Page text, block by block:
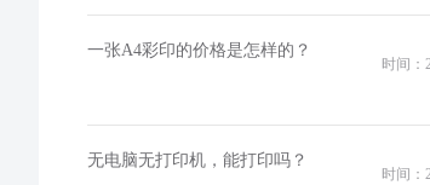
一张A4彩印的价格是怎样的？
时间：
无电脑无打印机，能打印吗？
时间：